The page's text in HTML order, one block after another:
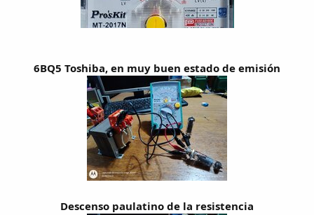
6BQ5 Toshiba, en muy buen estado de emisión
Descenso paulatino de la resistencia